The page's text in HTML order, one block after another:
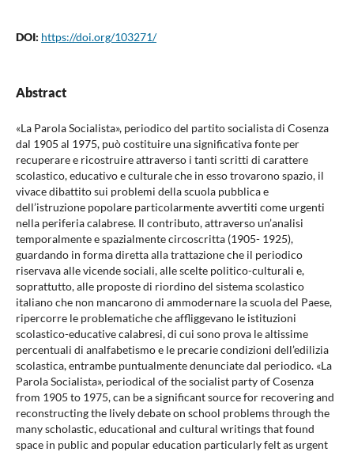
DOI: https://doi.org/103271/
Abstract
«La Parola Socialista», periodico del partito socialista di Cosenza
dal 1905 al 1975, può costituire una significativa fonte per
recuperare e ricostruire attraverso i tanti scritti di carattere
scolastico, educativo e culturale che in esso trovarono spazio, il
vivace dibattito sui problemi della scuola pubblica e
dell’istruzione popolare particolarmente avvertiti come urgenti
nella periferia calabrese. Il contributo, attraverso un’analisi
temporalmente e spazialmente circoscritta (1905- 1925),
guardando in forma diretta alla trattazione che il periodico
riservava alle vicende sociali, alle scelte politico-culturali e,
soprattutto, alle proposte di riordino del sistema scolastico
italiano che non mancarono di ammodernare la scuola del Paese,
ripercorre le problematiche che affliggevano le istituzioni
scolastico-educative calabresi, di cui sono prova le altissime
percentuali di analfabetismo e le precarie condizioni dell’edilizia
scolastica, entrambe puntualmente denunciate dal periodico. «La
Parola Socialista», periodical of the socialist party of Cosenza
from 1905 to 1975, can be a significant source for recovering and
reconstructing the lively debate on school problems through the
many scholastic, educational and cultural writings that found
space in public and popular education particularly felt as urgent